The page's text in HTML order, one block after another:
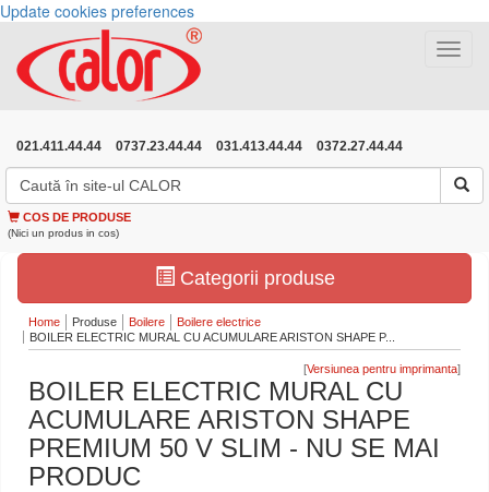
Update cookies preferences
Toggle
021.411.44.44 0737.23.44.44 031.413.44.44 0372.27.44.44
COS DE PRODUSE
(Nici un produs in cos)
Categorii produse
Home Produse Boilere
Boilere electrice
BOILER ELECTRIC MURAL CU ACUMULARE ARISTON SHAPE P...
[ ]
BOILER ELECTRIC MURAL CU
ACUMULARE ARISTON SHAPE
PREMIUM 50 V SLIM - NU SE MAI
PRODUC